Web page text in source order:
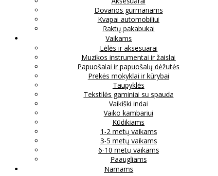
Dovanos gurmanams
Kvapai automobiliui
Raktų pakabukai
Vaikams
Lėlės ir aksesuarai
Muzikos instrumentai ir žaislai
Papuošalai ir papuošalų dėžutės
Prekės mokyklai ir kūrybai
Taupyklės
Tekstilės gaminiai su spauda
Vaikiški indai
Vaiko kambariui
Kūdikiams
1-2 metų vaikams
3-5 metų vaikams
6-10 metų vaikams
Paaugliams
Namams